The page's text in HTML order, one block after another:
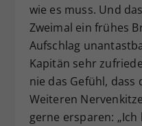
wie es muss. Und
Zweimal ein frühes
Aufschlag
Kapitän sehr
nie das Gefühl, dass
Weiteren
gerne ersparen: